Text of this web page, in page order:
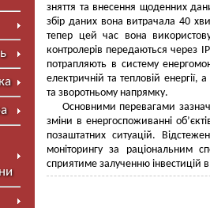
зняття та внесення щоденних
збір даних вона витрачала 40
тепер цей час вона
контролерів передаються через
потрапляють в систему
електричній та тепловій
та зворотньому напрямку.
Основними перевагами
зміни в енергоспоживанні
позаштатних ситуацій.
моніторингу за раціональним
сприятиме залученню інвестицій